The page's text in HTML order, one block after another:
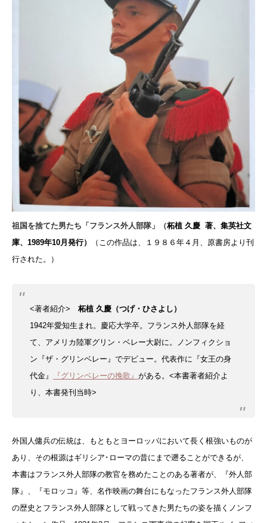
祖国を捨てた男たち「フランス外人部隊」（柘植 久慶 著、集英社文
庫、1989年10月発行）
（この作品は、１９８６年４月、原書房より刊
行された。）
<著者紹介> 柘植 久慶（つげ・ひさよし）
1942年愛知生まれ。慶応大学卒。 フランス外人部隊を経
て、アメリカ陸軍グリン・ベレー大尉に。
ノンフィクショ
ン『ザ・グリンベレー』でデビュー。代表作に『女王の身
代金』
『グリンベレーの挽歌』 がある。 <本書著者紹介よ
り、本書発刊当時>
外国人傭兵の伝統は、もともとヨーロッパにおいて長く根強いものが
あり、その根源はギリシア･ローマの昔にまで遡ることができるが、
本書はフランス外人部隊の教官を務めたことのある著者が、『外人部
隊』、『モロッコ』等、名作映画の舞台にもなったフランス外人部隊
の歴史とフランス外人部隊として戦ってきた男たちの姿を描くノンフ